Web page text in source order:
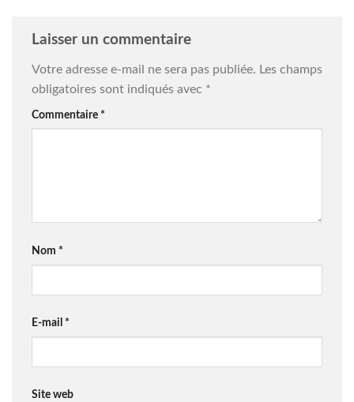
Laisser un commentaire
Votre adresse e-mail ne sera pas publiée. Les champs
obligatoires sont indiqués avec *
Commentaire *
Nom *
E-mail *
Site web